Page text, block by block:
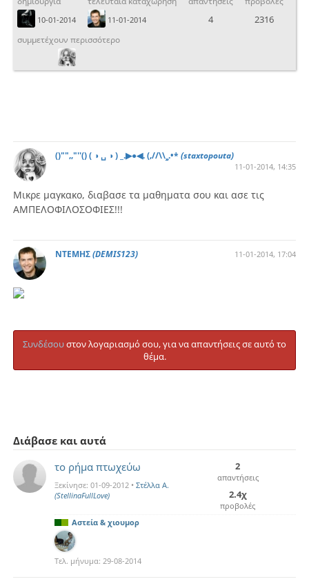
10-01-2014 11-01-2014 4 2316
συμμετέχουν περισσότερο
()"",,"''() ( ◑ ␣ ◑ ) _.▶●◀. (,//\\¸¸.•* (staxtopouta)
11-01-2014, 14:35
Μικρε μαγκακο, διαβασε τα μαθηματα σου και ασε τις
ΑΜΠΕΛΟΦΙΛΟΣΟΦΙΕΣ!!!
ΝΤΕΜΗΣ(DEMIS123) 11-01-2014, 17:04
Συνδέσουστον λογαριασμό σου, για να απαντήσεις σε αυτό το
θέμα.
Διάβασε και αυτά
το ρήμα πτωχεύω
Ξεκίνησε: 01-09-2012 • Στέλλα Α.
(StellinaFullLove)
2
απαντήσεις
2.4χ
προβολές
Αστεία & χιουμορ
Τελ. μήνυμα: 29-08-2014